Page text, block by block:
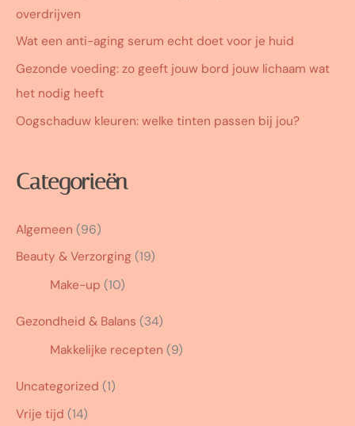
overdrijven
Wat een anti-aging serum echt doet voor je huid
Gezonde voeding: zo geeft jouw bord jouw lichaam wat
het nodig heeft
Oogschaduw kleuren: welke tinten passen bij jou?
Categorieën
Algemeen (96)
Beauty & Verzorging (19)
Make-up (10)
Gezondheid & Balans (34)
Makkelijke recepten (9)
Uncategorized (1)
Vrije tijd (14)